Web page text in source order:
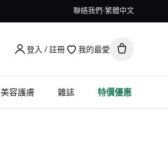
聯絡我們 繁體中文
登入 / 註冊 我的最愛
美容護膚 雜誌 特價優惠